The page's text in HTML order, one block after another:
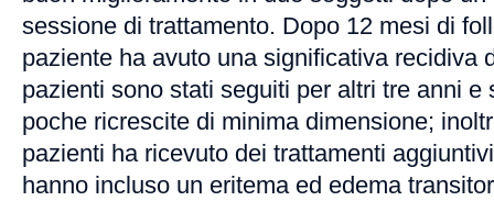
sessione di trattamento. Dopo 12 mesi di
paziente ha avuto una significativa recidiva
pazienti sono stati seguiti per altri tre anni e
poche ricrescite di minima dimensione;
pazienti ha ricevuto dei trattamenti
hanno incluso un eritema ed edema